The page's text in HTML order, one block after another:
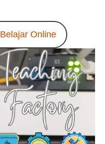
Belajar Online